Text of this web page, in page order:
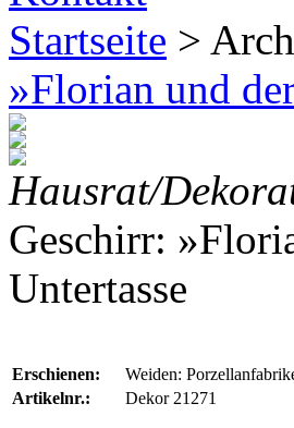
Startseite >
»Florian und
Hausrat/
Geschirr:
Untertasse
Erschienen:
Weiden:
Artikelnr.:
Dekor 21271